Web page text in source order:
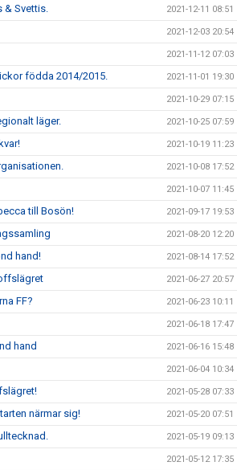
& Svettis. 2021-12-11 08:51
2021-12-03 20:54
2021-11-12 07:03
födda 2014/2015. 2021-11-01 19:30
2021-10-29 07:15
läger. 2021-10-25 07:59
2021-10-19 11:23
2021-10-08 17:52
2021-10-07 11:45
till Bosön! 2021-09-17 19:53
2021-08-20 12:20
hand! 2021-08-14 17:52
2021-06-27 20:57
FF? 2021-06-23 10:11
2021-06-18 17:47
hand 2021-06-16 15:48
2021-06-04 10:34
2021-05-28 07:33
närmar sig! 2021-05-20 07:51
2021-05-19 09:13
2021-05-12 17:35